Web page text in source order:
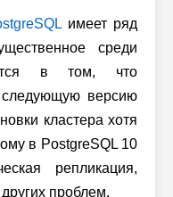
имеет ряд
среди
в том, что
версию
кластера хотя
в PostgreSQL 10
репликация,
проблем.